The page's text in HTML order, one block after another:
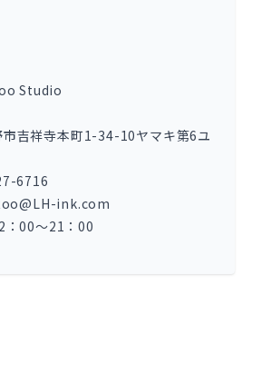
Studio
市吉祥寺本町1-34-10ヤマキ第6ユ
6716
ink.com
：00～21：00